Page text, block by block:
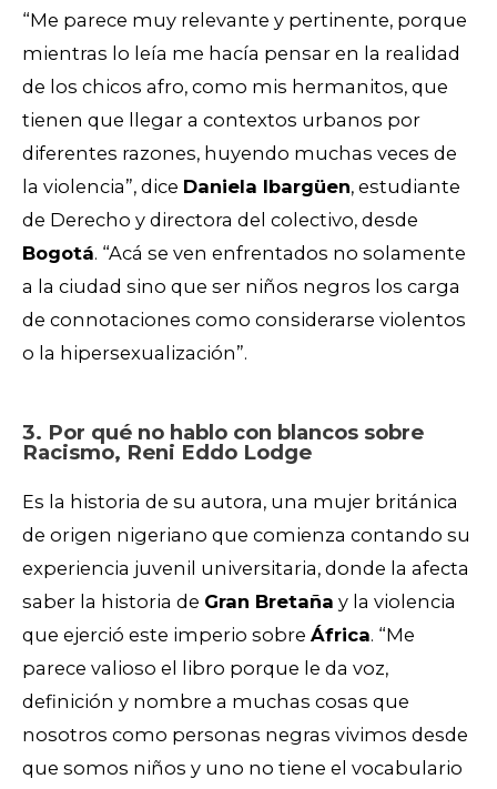
“Me parece muy relevante y pertinente, porque
mientras lo leía me hacía pensar en la realidad
de los chicos afro, como mis hermanitos, que
tienen que llegar a contextos urbanos por
diferentes razones, huyendo muchas veces de
la violencia”, dice Daniela Ibargüen, estudiante
de Derecho y directora del colectivo, desde
Bogotá. “Acá se ven enfrentados no solamente
a la ciudad sino que ser niños negros los carga
de connotaciones como considerarse violentos
o la hipersexualización”.
3. Por qué no hablo con blancos sobre
Racismo, Reni Eddo Lodge
Es la historia de su autora, una mujer británica
de origen nigeriano que comienza contando su
experiencia juvenil universitaria, donde la afecta
saber la historia de Gran Bretaña y la violencia
que ejerció este imperio sobre África. “Me
parece valioso el libro porque le da voz,
definición y nombre a muchas cosas que
nosotros como personas negras vivimos desde
que somos niños y uno no tiene el vocabulario